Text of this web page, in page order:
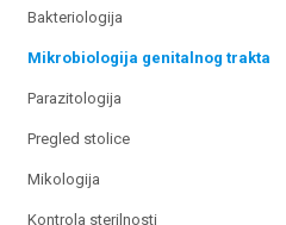
bakteriologija
mikrobiologija genitalnog trakta
parazitologija
pregled stolice
mikologija
kontrola sterilnosti